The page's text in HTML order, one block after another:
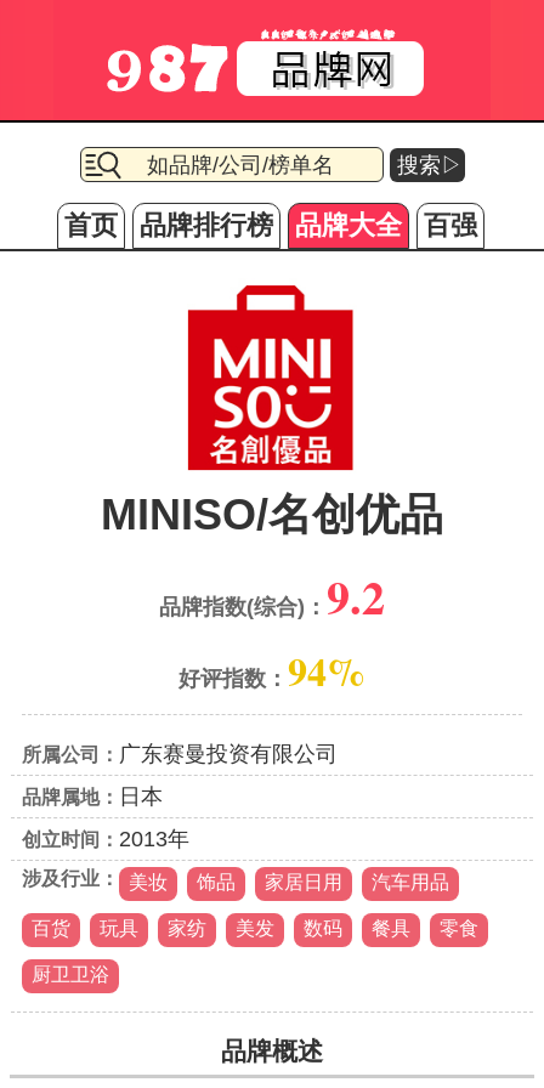
搜索▷
首页 品牌排行榜 品牌大全 百强
MINISO/名创优品
品牌指数(综合)： 9.2
好评指数： 94%
所属公司： 广东赛曼投资有限公司
品牌属地： 日本
创立时间： 2013年
涉及行业： 美妆 饰品 家居日用 汽车用品
百货 玩具 家纺 美发 数码 餐具 零食
厨卫卫浴
品牌概述